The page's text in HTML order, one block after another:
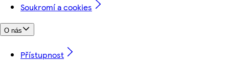
Soukromí a cookies
O nás
Přístupnost